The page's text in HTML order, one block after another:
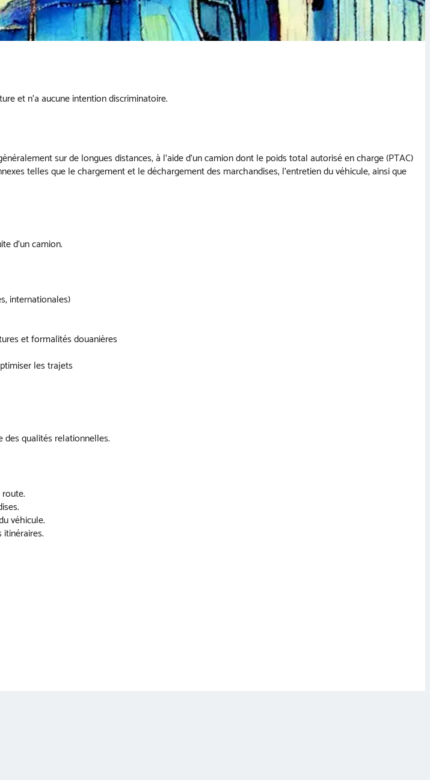
et n’a aucune intention discriminatoire.
sur de longues distances, à l’aide d’un camion dont le poids total autorisé en charge (PTAC)
telles que le chargement et le déchargement des marchandises, l’entretien du véhicule, ainsi que
d’un camion.
internationales)
et formalités douanières
les trajets
des qualités relationnelles.
véhicule.